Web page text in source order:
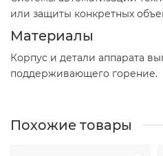
или защиты конкретных
Материалы
Корпус и детали аппарата
поддерживающего горение.
Похожие товары